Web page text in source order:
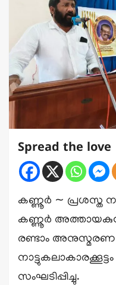
Spread the love
കണ്ണൂർ ∼ പ്രശസ്ത
കണ്ണൂർ
രണ്ടാം അനുസ്മരണ
നാട്ടുകലാകാരക്കൂട്ടം
സംഘടിപ്പിച്ചു.